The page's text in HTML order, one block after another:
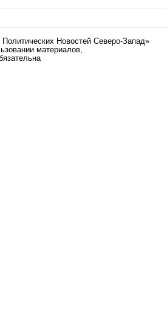
Политических Новостей Северо-Запад»
материалов,